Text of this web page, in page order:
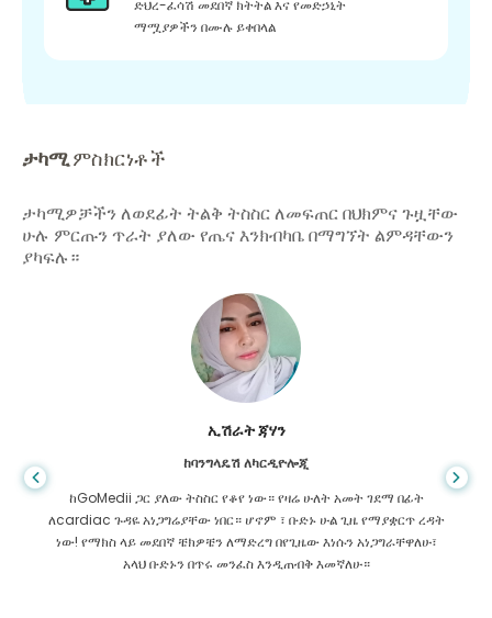
ድህረ-ፈሳሽ መደበኛ ክትትል እና የመድኃኒት
ማሟያዎችን በሙሉ ይቀበላል
ታካሚምስክርነቶች
ታካሚዎቻችን ለወደፊት ትልቅ ትስስር ለመፍጠር በህክምና ጉዟቸው
ሁሉ ምርጡን ጥራት ያለው የጤና እንክብካቤ በማግኘት ልምዳቸውን
ያካፍሉ።
ኢሽራት ጃሃን
ከባንግላዴሽ ለካርዲዮሎጂ
ከGoMedii ጋር ያለው ትስስር የቆየ ነው። የዛሬ ሁለት አመት ገደማ በፊት
ለcardiac ጉዳዬ አነጋግሬያቸው ነበር። ሆኖም ፣ ቡድኑ ሁል ጊዜ የማያቋርጥ ረዳት
ነው! የማክስ ላይ መደበኛ ቼክዎቼን ለማድረግ በየጊዜው እነሱን አነጋግራቸዋለሁ፣
አላህ ቡድኑን በጥሩ መንፈስ እንዲጠብቅ እመኛለሁ።